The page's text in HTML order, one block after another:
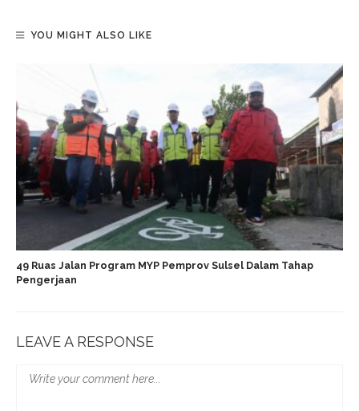
YOU MIGHT ALSO LIKE
49 Ruas Jalan Program MYP Pemprov Sulsel Dalam Tahap
Pengerjaan
LEAVE A RESPONSE